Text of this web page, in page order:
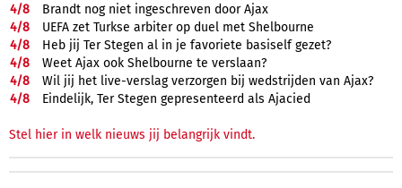
4/8
Brandt nog niet ingeschreven door Ajax
4/8
UEFA zet Turkse arbiter op duel met Shelbourne
4/8
Heb jij Ter Stegen al in je favoriete basiself gezet?
4/8
Weet Ajax ook Shelbourne te verslaan?
4/8
Wil jij het live-verslag verzorgen bij wedstrijden van Ajax?
4/8 Eindelijk, Ter Stegen gepresenteerd als Ajacied
Stel hier in welk nieuws jij belangrijk vindt.